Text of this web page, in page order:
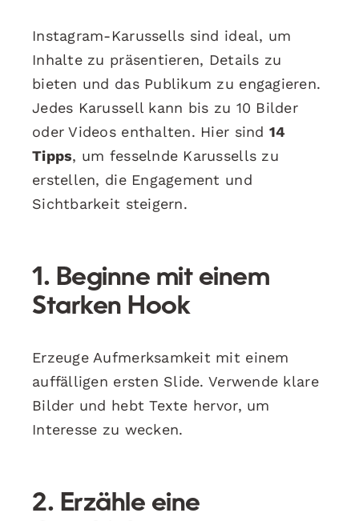
Instagram-Karussells sind ideal, um
Inhalte zu präsentieren, Details zu
bieten und das Publikum zu engagieren.
Jedes Karussell kann bis zu 10 Bilder
oder Videos enthalten. Hier sind 14
Tipps, um fesselnde Karussells zu
erstellen, die Engagement und
Sichtbarkeit steigern.
1. Beginne mit einem
Starken Hook
Erzeuge Aufmerksamkeit mit einem
auffälligen ersten Slide. Verwende klare
Bilder und hebt Texte hervor, um
Interesse zu wecken.
2. Erzähle eine